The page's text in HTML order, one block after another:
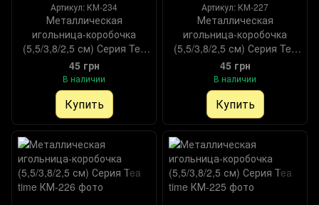
Артикул: КМ-234
Металлическая
игольница-коробочка
(5,5/3,8/2,5 см) Серия Tea
time
45 грн
В наличии
Купить
Артикул: КМ-227
Металлическая
игольница-коробочка
(5,5/3,8/2,5 см) Серия Tea
time
45 грн
В наличии
Купить